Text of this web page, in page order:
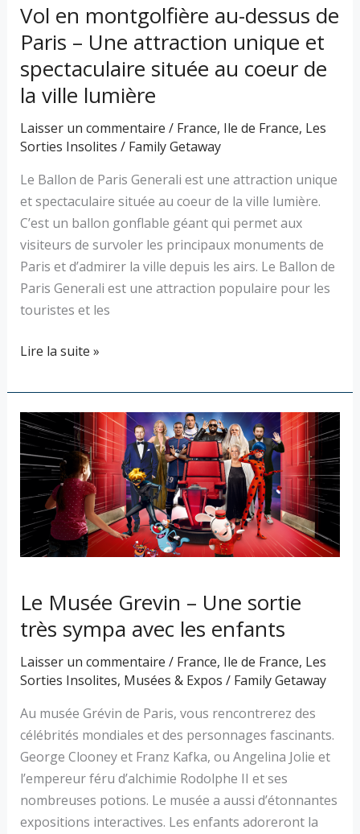
Vol en montgolfière au-dessus de
Paris – Une attraction unique et
spectaculaire située au coeur de
la ville lumière
Laisser un commentaire / France, Ile de France, Les
Sorties Insolites / Family Getaway
Le Ballon de Paris Generali est une attraction unique
et spectaculaire située au coeur de la ville lumière.
C’est un ballon gonflable géant qui permet aux
visiteurs de survoler les principaux monuments de
Paris et d’admirer la ville depuis les airs. Le Ballon de
Paris Generali est une attraction populaire pour les
touristes et les
et
spectaculaire
située
au
coeur
de
la
lumière
Lire la suite »
Le Musée Grevin – Une sortie
très sympa avec les enfants
Laisser un commentaire / France, Ile de France, Les
Sorties Insolites, Musées & Expos / Family Getaway
Au musée Grévin de Paris, vous rencontrerez des
célébrités mondiales et des personnages fascinants.
George Clooney et Franz Kafka, ou Angelina Jolie et
l’empereur féru d’alchimie Rodolphe II et ses
nombreuses potions. Le musée a aussi d’étonnantes
expositions interactives. Les enfants adoreront la
Le
Musée
Grevin
Une
sortie
très
avec
enfants